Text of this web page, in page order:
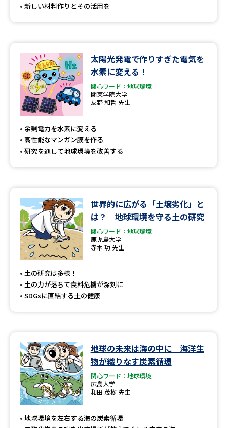
SELFBRAND特集ページ
オープンキャンパス検索 実施プログラムから探す
来場型・Web型イベント特集 夢ナビライブ
受験準備
先輩が入学を決めた理由 テレメール全国一斉進学調査
新生活お役立ちガイド
学問発見
学問のミニ講義「夢ナビ講義」 学問分野解説
学問の教科書
ユーザーサポート
新しい材料作りとその活用を
太陽光発電で作りすぎた電気を
水素に変える！
関心ワード：地球環境
関東学院大学
友野 和哲 先生
余剰電力を水素に変える
高性能なマンガン膜を作る
研究を通して地球環境を改善する
世界的に広がる「土壌劣化」と
は？ 地球環境を守る土の研究
関心ワード：地球環境
鹿児島大学
赤木 功 先生
土の研究は多様！
土の力が落ちて食料危機が深刻に
SDGsに直結する土の健康
地球の未来は海の中に 海洋生
物が織りなす炭素循環
関心ワード：地球環境
広島大学
和田 茂樹 先生
地球環境を左右する海の炭素循環